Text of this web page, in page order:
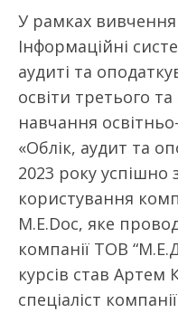
У рамках
Інформаційні
аудиті та
освіти третього
навчання
«Облік, аудит та
2023 року
користування
M.E.Doc, яке
компанії ТОВ
курсів став Артем
спеціаліст